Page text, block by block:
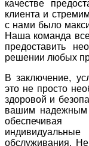
качестве
клиента и
с нами было
Наша команда
предоставить
решении любых
В заключение,
это не просто
здоровой и
вашим надежным
обслуживания.